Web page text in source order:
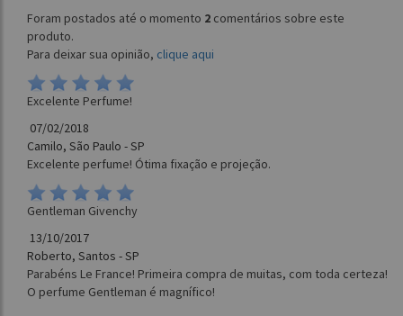
Foram postados até o momento 2 comentários sobre este
produto.
Para deixar sua opinião, clique aqui
Excelente Perfume!
07/02/2018
Camilo, São Paulo - SP
Excelente perfume! Ótima fixação e projeção.
Gentleman Givenchy
13/10/2017
Roberto, Santos - SP
Parabéns Le France! Primeira compra de muitas, com toda certeza!
O perfume Gentleman é magnífico!